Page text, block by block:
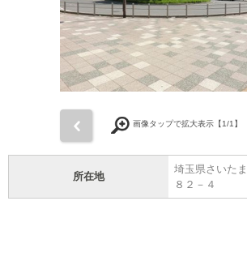
画像タップで拡大表示【1/1】
所在地
埼玉県さいた
８２－４